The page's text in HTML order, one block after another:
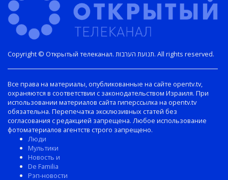
Copyright © Открытый телеканал. תנועת הערבות. All rights reserved.
Все права на материалы, опубликованные на сайте opentv.tv,
охраняются в соответствии с законодательством Израиля. При
использовании материалов сайта гиперссылка на opentv.tv
обязательна. Перепечатка эксклюзивных статей без
согласования с редакцией запрещена. Любое использование
фотоматериалов агентств строго запрещено.
Люди
Мультики
Новость и
De Familia
Рэп-новости